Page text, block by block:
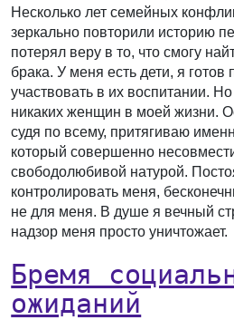
Несколько лет семейных
зеркально повторили историю
потерял веру в то, что смогу
брака. У меня есть дети, я готов
участвовать в их воспитании.
никаких женщин в моей жизни.
судя по всему, притягиваю
который совершенно
свободолюбивой натурой.
контролировать меня,
не для меня. В душе я вечный
надзор меня просто уничтожает.
Бремя
ожиданий